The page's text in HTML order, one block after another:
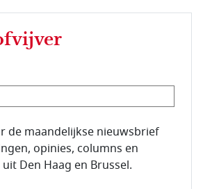
de abonnee.
de maandelijkse nieuwsbrief
opinies, columns en
Den Haag en Brussel.